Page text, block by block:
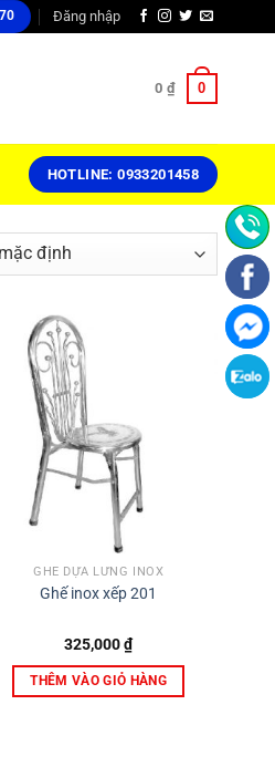
Đăng nhập
0 ₫ 0
HOTLINE: 0933201458
GHẾ DỰA LƯNG INOX
Ghế inox xếp 201
325,000₫
THÊM VÀO GIỎ HÀNG